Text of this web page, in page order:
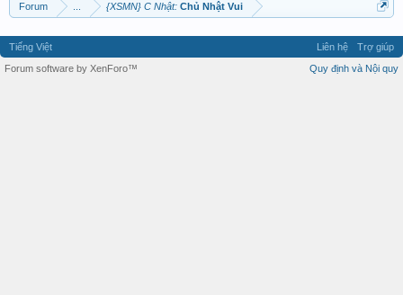
Forum {XSMN} C Nhật: Chủ Nhật Vui
Tiếng Việt Liên hệ
Trợ giúp
Quy định và Nội quy
Forum software by XenForo™